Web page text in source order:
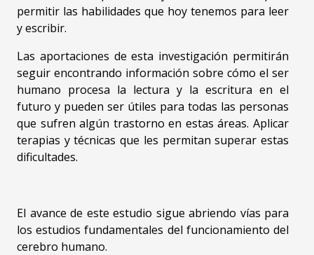
permitir las habilidades que hoy tenemos para leer
y escribir.
Las aportaciones de esta investigación permitirán
seguir encontrando información sobre cómo el ser
humano procesa la lectura y la escritura en el
futuro y pueden ser útiles para todas las personas
que sufren algún trastorno en estas áreas. Aplicar
terapias y técnicas que les permitan superar estas
dificultades.
El avance de este estudio sigue abriendo vías para
los estudios fundamentales del funcionamiento del
cerebro humano.